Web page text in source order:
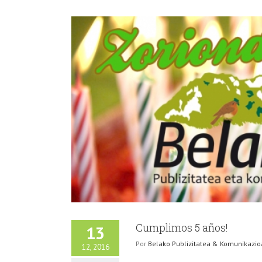
13
12, 2016
Cumplimos 5 años!
Por Belako Publizitatea &